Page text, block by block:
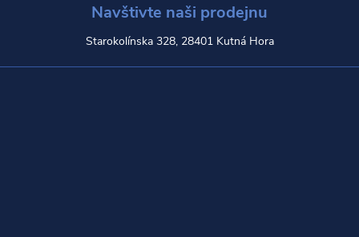
Navštivte naši prodejnu
Starokolínska 328, 28401 Kutná Hora